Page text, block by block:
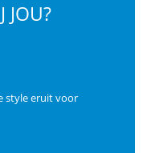
JOU?
style eruit voor